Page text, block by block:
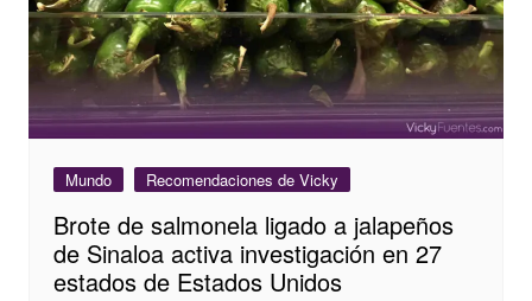
Mundo Recomendaciones de Vicky
Brote de salmonela ligado a jalapeños
de Sinaloa activa investigación en 27
estados de Estados Unidos